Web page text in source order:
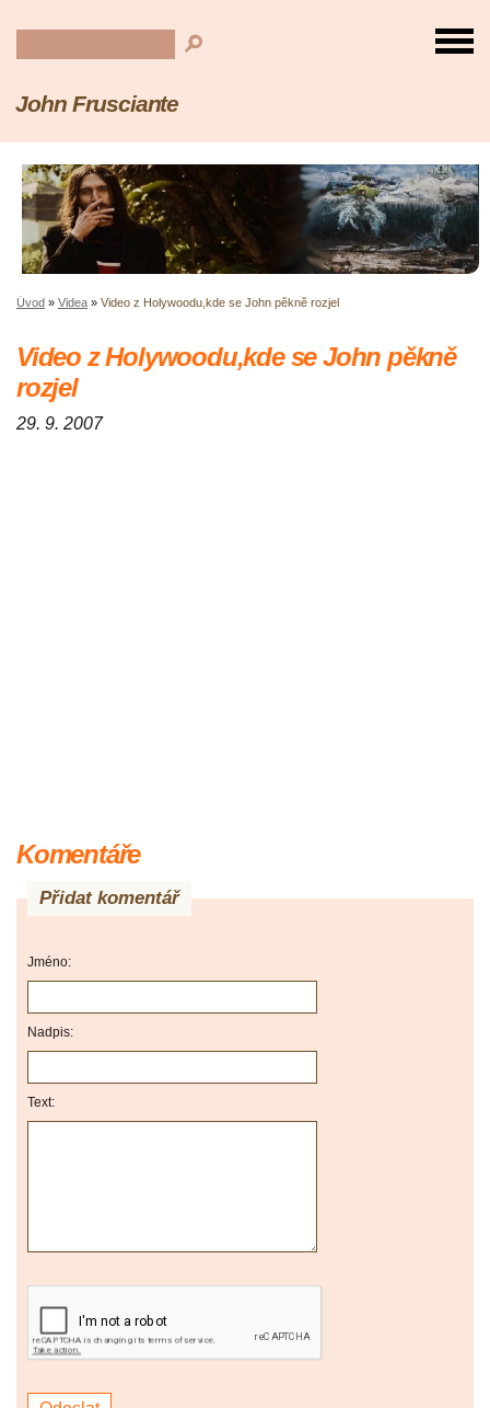
John Frusciante
Úvod » Videa » Video z Holywoodu,kde se John pěkně rozjel
Video z Holywoodu,kde se John pěkně
rozjel
29. 9. 2007
Komentáře
Přidat komentář
Jméno:
Nadpis:
Text: